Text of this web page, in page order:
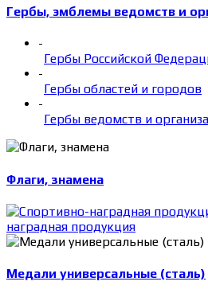
Гербы, эмблемы ведомств и
-
Гербы Российской
-
Гербы областей и городов
-
Гербы ведомств и
Флаги, знамена
наградная продукция
Медали универсальные (сталь)